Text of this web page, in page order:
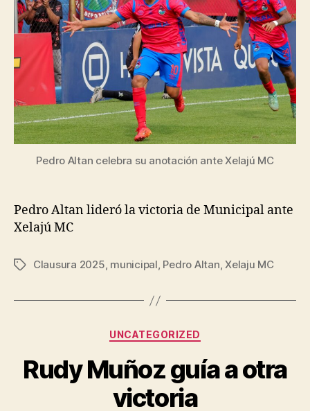
Pedro Altan celebra su anotación ante Xelajú MC
Pedro Altan lideró la victoria de Municipal ante
Xelajú MC
TagsClausura 2025, municipal, Pedro Altan,Xelaju MC
Categories
UNCATEGORIZED
Rudy Muñoz guía a otra
victoria